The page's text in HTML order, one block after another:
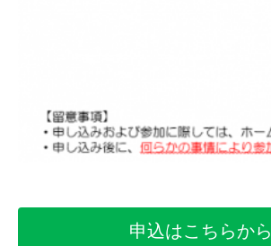
申込はこちらから